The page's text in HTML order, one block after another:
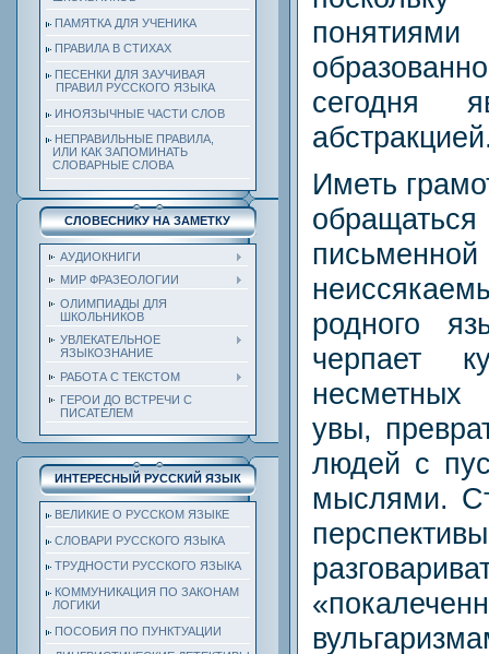
ПАМЯТКА ДЛЯ УЧЕНИКА
ПРАВИЛА В СТИХАХ
ПЕСЕНКИ ДЛЯ ЗАУЧИВАЯ
ПРАВИЛ РУССКОГО ЯЗЫКА
ИНОЯЗЫЧНЫЕ ЧАСТИ СЛОВ
НЕПРАВИЛЬНЫЕ ПРАВИЛА,
ИЛИ КАК ЗАПОМИНАТЬ
СЛОВАРНЫЕ СЛОВА
СЛОВЕСНИКУ НА ЗАМЕТКУ
АУДИОКНИГИ
МИР ФРАЗЕОЛОГИИ
ОЛИМПИАДЫ ДЛЯ
ШКОЛЬНИКОВ
УВЛЕКАТЕЛЬНОЕ
ЯЗЫКОЗНАНИЕ
РАБОТА С ТЕКСТОМ
ГЕРОИ ДО ВСТРЕЧИ С
ПИСАТЕЛЕМ
ИНТЕРЕСНЫЙ РУССКИЙ ЯЗЫК
ВЕЛИКИЕ О РУССКОМ ЯЗЫКЕ
СЛОВАРИ РУССКОГО ЯЗЫКА
ТРУДНОСТИ РУССКОГО ЯЗЫКА
КОММУНИКАЦИЯ ПО ЗАКОНАМ
ЛОГИКИ
ПОСОБИЯ ПО ПУНКТУАЦИИ
сегодня
Иметь
родного
черпает
несметных
увы,
людей с
мыслями.